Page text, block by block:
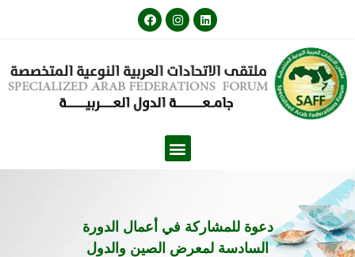
دعوة للمشاركة في أعمال الدورة
السادسة لمعرض الصين والدول